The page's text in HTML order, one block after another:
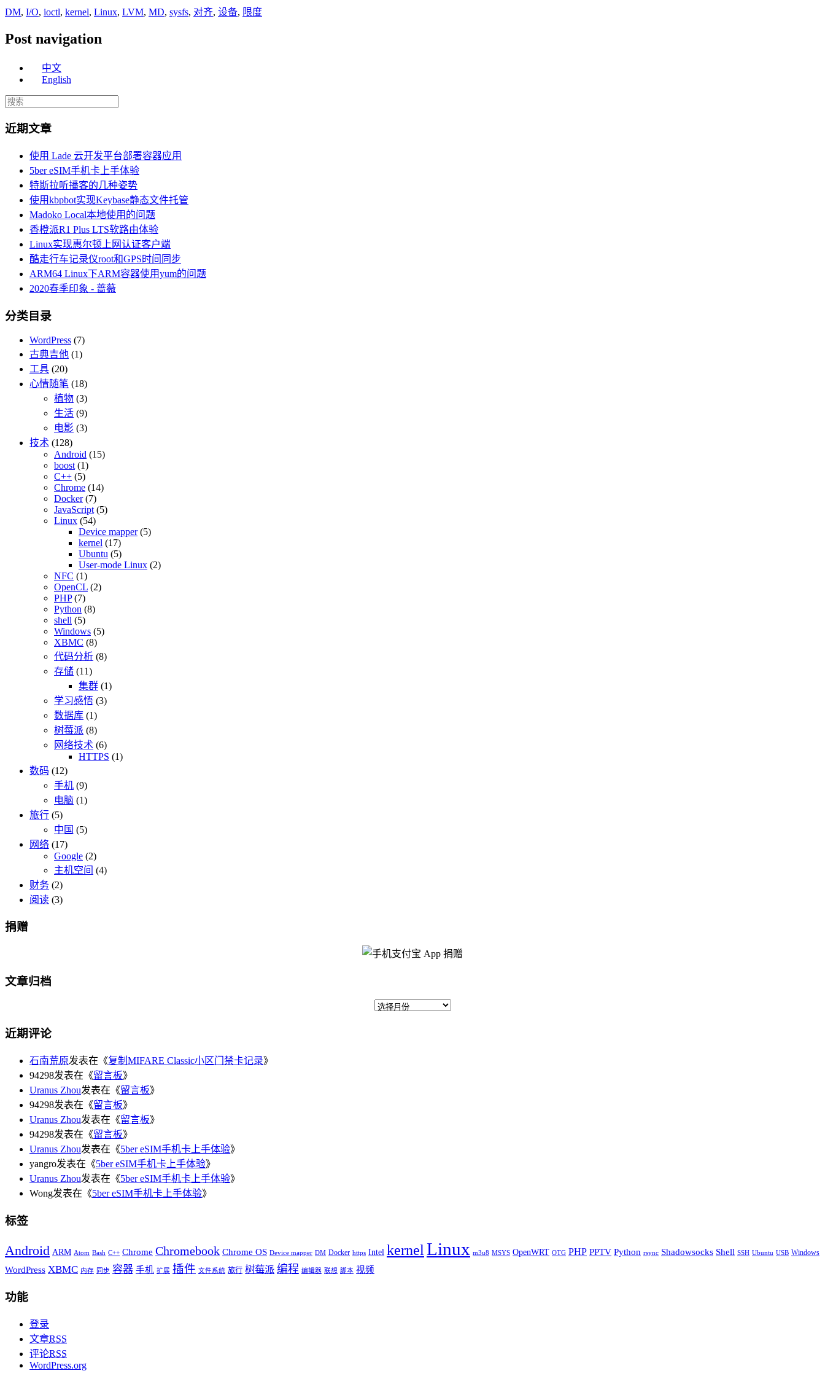
DM, I/O, ioctl, kernel, Linux, LVM, MD, sysfs, 对齐, 设备, 限度
Post navigation
中文
English
近期文章
使用 Lade 云开发平台部署容器应用
5ber eSIM手机卡上手体验
特斯拉听播客的几种姿势
使用kbpbot实现Keybase静态文件托管
Madoko Local本地使用的问题
香橙派R1 Plus LTS软路由体验
Linux实现惠尔顿上网认证客户端
酷走行车记录仪root和GPS时间同步
ARM64 Linux下ARM容器使用yum的问题
2020春季印象 - 蔷薇
分类目录
WordPress (7)
古典吉他 (1)
工具 (20)
心情随笔 (18)
植物 (3)
生活 (9)
电影 (3)
技术 (128)
Android (15)
boost (1)
C++ (5)
Chrome (14)
Docker(7)
JavaScript (5)
Linux (54)
Device mapper(5)
kernel (17)
Ubuntu (5)
User-mode Linux (2)
NFC (1)
OpenCL (2)
PHP(7)
Python (8)
shell (5)
Windows (5)
XBMC (8)
代码分析 (8)
存储 (11)
集群 (1)
学习感悟 (3)
数据库 (1)
树莓派 (8)
网络技术 (6)
HTTPS (1)
数码 (12)
手机 (9)
电脑 (1)
旅行 (5)
中国 (5)
网络 (17)
Google (2)
主机空间 (4)
财务 (2)
阅读 (3)
捐赠
文章归档
近期评论
石南荒原发表在《复制MIFARE Classic小区门禁卡记录》
94298发表在《留言板》
Uranus Zhou发表在《留言板》
94298发表在《留言板》
Uranus Zhou发表在《留言板》
94298发表在《留言板》
Uranus Zhou发表在《5ber eSIM手机卡上手体验》
yangro发表在《5ber eSIM手机卡上手体验》
Uranus Zhou发表在《5ber eSIM手机卡上手体验》
Wong发表在《5ber eSIM手机卡上手体验》
标签
Android ARM Atom Bash C++ Chrome Chromebook Chrome OS Device mapper DM Docker https Intel kernelLinux m3u8 MSYS OpenWRT OTG PHP PPTV Python rsync Shadowsocks Shell SSH Ubuntu USB Windows
WordPress XBMC 内存 同步 容器 手机 扩展 插件 文件系统 旅行 树莓派 编程 编辑器 联想 脚本 视频
功能
登录
文章RSS
评论RSS
WordPress.org